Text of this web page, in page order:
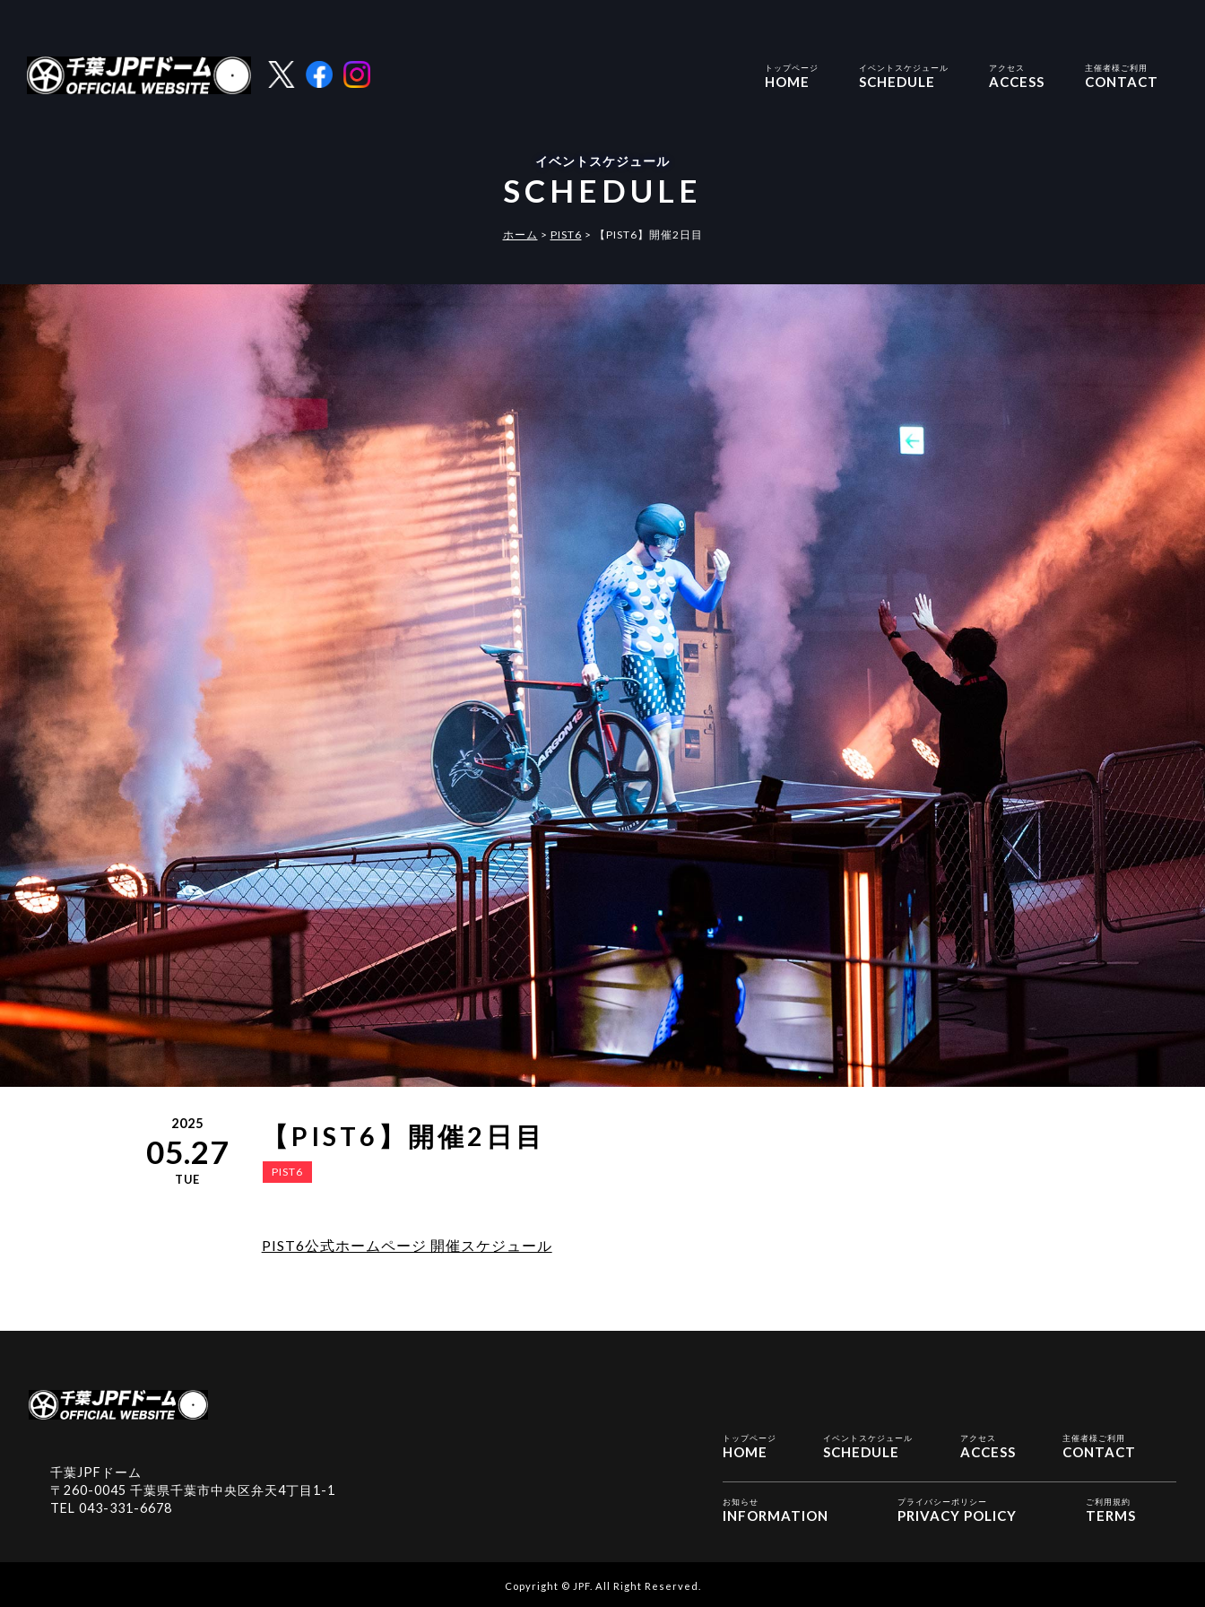
トップページ
HOME
イベントスケジュール
SCHEDULE
アクセス
ACCESS
主催者様ご利用
CONTACT
イベントスケジュール
SCHEDULE
ホーム > PIST6 > 【PIST6】開催2日目
2025
05.27
TUE
【PIST6】開催2日目
PIST6
PIST6公式ホームページ 開催スケジュール
千葉JPFドーム
〒260-0045 千葉県千葉市中央区弁天4丁目1-1
TEL 043-331-6678
トップページ
HOME
イベントスケジュール
SCHEDULE
アクセス
ACCESS
主催者様ご利用
CONTACT
お知らせ
INFORMATION
プライバシーポリシー
PRIVACY POLICY
ご利用規約
TERMS
Copyright © JPF. All Right Reserved.